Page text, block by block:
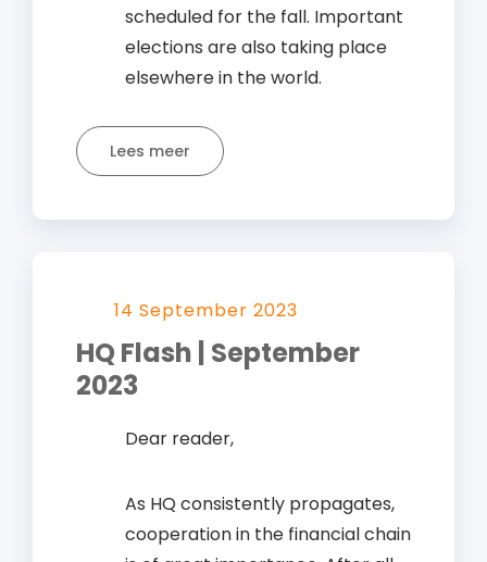
scheduled for the fall. Important
elections are also taking place
elsewhere in the world.
Lees meer
14 September 2023
HQ Flash | September
2023
Dear reader,
As HQ consistently propagates,
cooperation in the financial chain